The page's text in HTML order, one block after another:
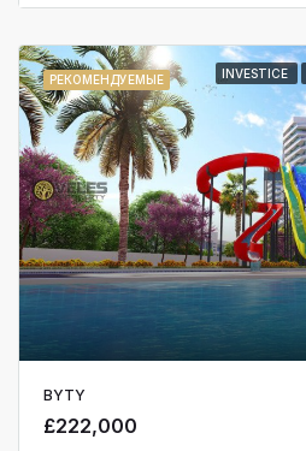
РЕКОМЕНДУЕМЫЕ INVESTICE
BYTY
£222,000